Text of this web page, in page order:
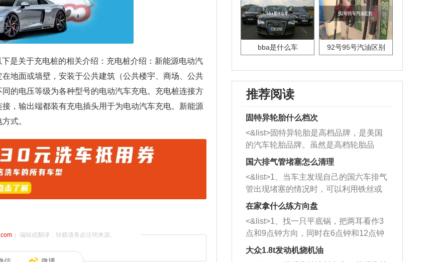
是关于充电桩的相关介绍：充电桩介绍：新能源电动汽
地面或墙壁，安装于公共建筑（公共楼宇、商场、公共
的电压等级为各种型号的电动汽车充电。充电桩连接方
，输出端都装有充电插头用于为电动汽车充电。新能源
式。
）编辑或翻译，转载请务必注明来源。
bba是什么车 92号95号汽油区别
推荐阅读
固特异轮胎什么档次
<&list>固特异轮胎是高档品牌，是美国
的汽车轮胎品牌。虽然是高档轮胎品
牌，但是中高低端的轮胎都有生产，这
也是为了更好的开拓市场。
国六排气管堵塞怎么清理
<&list>1、当车主发现自己的国六车排气
管出现堵塞的情况时，可以利用铁丝或
者是细棍，直接将杂物给取出来，如果
堵塞情况比较严重，也可以采取应急措
施。 <&list>2、直接利用木棍将所有的
杂物推到排气管里面的位置处，然后将
三元催化器拆解开，就可以将堵塞的东
在家拿什么练方向盘
<&list>1、找一只平底锅，把两耳看作3
点和9点钟方向，同时在6点钟和12点钟
方向做一个标记。 <&list>2、双手握住
大众1.8t发动机烧机油